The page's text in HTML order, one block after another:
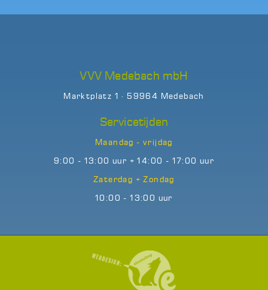
VVV Medebach mbH
Marktplatz 1 · 59964 Medebach
Servicetijden
Maandag - vrijdag
9:00 - 13:00 uur + 14:00 - 17:00 uur
Zaterdag + Zondag
10:00 - 13:00 uur